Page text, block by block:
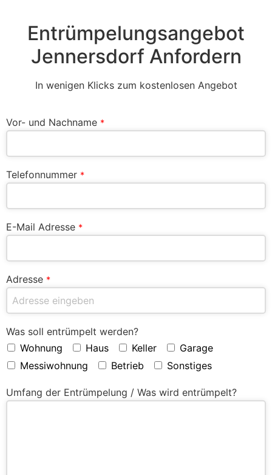
Entrümpelungsangebot
Jennersdorf Anfordern
In wenigen Klicks zum kostenlosen Angebot
Vor- und Nachname *
Telefonnummer *
E-Mail Adresse *
Adresse *
Was soll entrümpelt werden?
Wohnung
Haus Keller
Garage
Messiwohnung
Betrieb Sonstiges
Umfang der Entrümpelung / Was wird entrümpelt?